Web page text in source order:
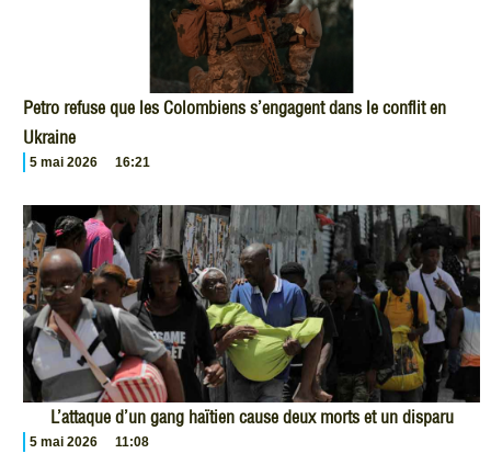
Petro refuse que les Colombiens s’engagent dans le conflit en
Ukraine
5 mai 2026 16:21
L’attaque d’un gang haïtien cause deux morts et un disparu
5 mai 2026 11:08